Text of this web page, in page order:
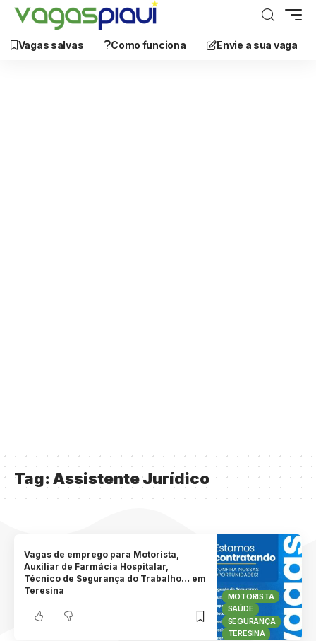
Vagas salvas Como funciona Envie a sua vaga
Tag:Assistente Jurídico
MOTORISTA
SAÚDE
SEGURANÇA
TERESINA
Vagas de emprego para Motorista,
Auxiliar de Farmácia Hospitalar,
Técnico de Segurança do Trabalho… em
Teresina